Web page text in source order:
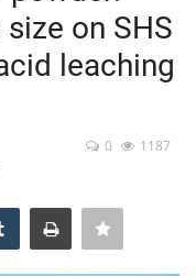
on SHS
leaching
0 1187